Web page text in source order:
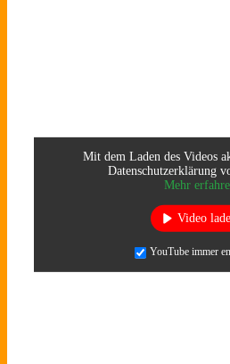
Mit dem Laden des Videos
Datenschutzerklärung
Mehr
Video
YouTube immer